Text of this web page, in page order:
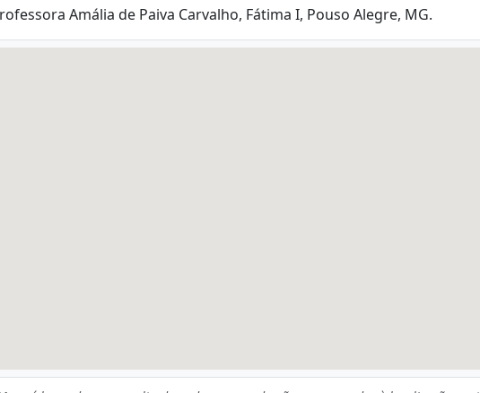
Amália de Paiva Carvalho, Fátima I, Pouso Alegre, MG.